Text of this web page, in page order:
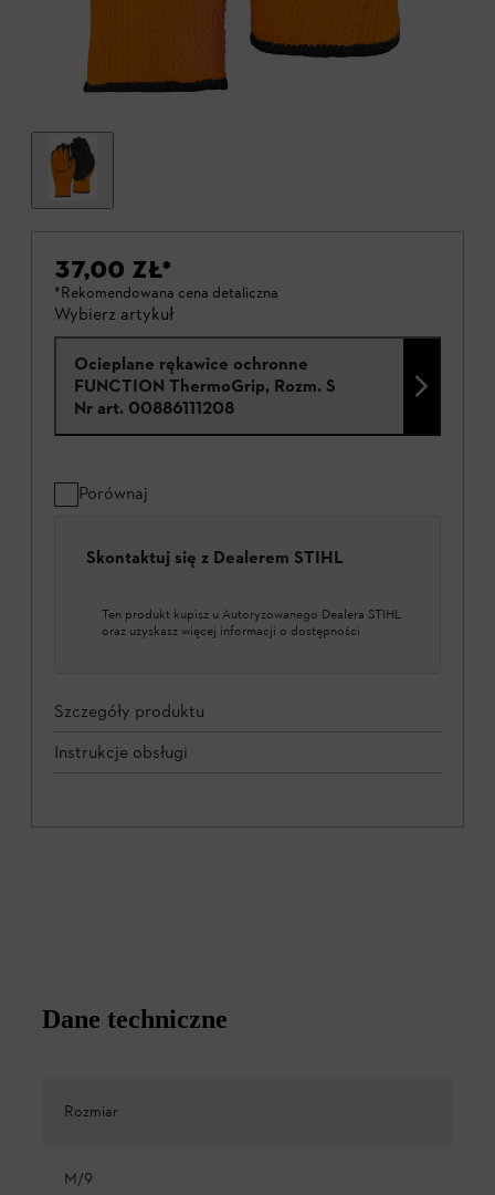
37,00 ZŁ*
*Rekomendowana cena detaliczna
Wybierz artykuł
Ocieplane rękawice ochronne
FUNCTION ThermoGrip, Rozm. S
Nr art. 00886111208
Porównaj
Skontaktuj się z Dealerem STIHL
Ten produkt kupisz u Autoryzowanego Dealera STIHL
oraz uzyskasz więcej informacji o dostępności
Szczegóły produktu
Instrukcje obsługi
Dane techniczne
Rozmiar
M/9